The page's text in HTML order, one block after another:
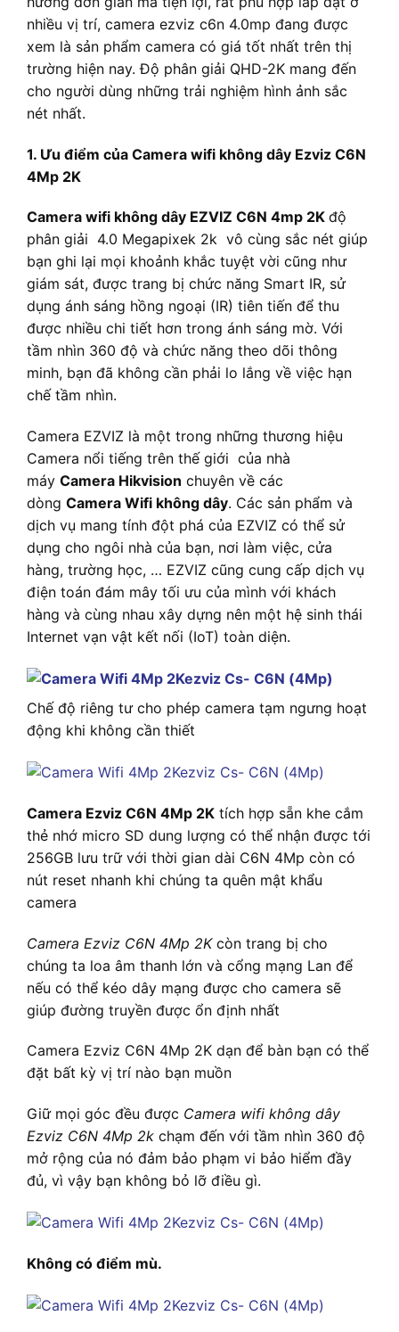
nhiều vị trí, camera ezviz c6n 4.0mp đang được
xem là sản phẩm camera có giá tốt nhất trên thị
trường hiện nay. Độ phân giải QHD-2K mang đến
cho người dùng những trải nghiệm hình ảnh sắc
nét nhất.
1. Ưu điểm của Camera wifi không dây Ezviz C6N
4Mp 2K
Camera wifi không dây EZVIZ C6N 4mp 2K độ
phân giải 4.0 Megapixek 2k vô cùng sắc nét giúp
bạn ghi lại mọi khoảnh khắc tuyệt vời cũng như
giám sát, được trang bị chức năng Smart IR, sử
dụng ánh sáng hồng ngoại (IR) tiên tiến để thu
được nhiều chi tiết hơn trong ánh sáng mờ. Với
tầm nhìn 360 độ và chức năng theo dõi thông
minh, bạn đã không cần phải lo lắng về việc hạn
chế tầm nhìn.
Camera EZVIZ là một trong những thương hiệu
Camera nổi tiếng trên thế giới của nhà
máy Camera Hikvision chuyên về các
dòng Camera Wifi không dây. Các sản phẩm và
dịch vụ mang tính đột phá của EZVIZ có thể sử
dụng cho ngôi nhà của bạn, nơi làm việc, cửa
hàng, trường học, … EZVIZ cũng cung cấp dịch vụ
điện toán đám mây tối ưu của mình với khách
hàng và cùng nhau xây dựng nên một hệ sinh thái
Internet vạn vật kết nối (IoT) toàn diện.
Chế độ riêng tư cho phép camera tạm ngưng hoạt
động khi không cần thiết
Camera Ezviz C6N 4Mp 2K tích hợp sẵn khe cắm
thẻ nhớ micro SD dung lượng có thể nhận được tới
256GB lưu trữ với thời gian dài C6N 4Mp còn có
nút reset nhanh khi chúng ta quên mật khẩu
camera
Camera Ezviz C6N 4Mp 2Kcòn trang bị cho
chúng ta loa âm thanh lớn và cổng mạng Lan để
nếu có thể kéo dây mạng được cho camera sẽ
giúp đường truyền được ổn định nhất
Camera Ezviz C6N 4Mp 2K dạn để bàn bạn có thể
đặt bất kỳ vị trí nào bạn muồn
Giữ mọi góc đều được Camera wifi không dây
Ezviz C6N 4Mp 2k chạm đến với tầm nhìn 360 độ
mở rộng của nó đảm bảo phạm vi bảo hiểm đầy
đủ, vì vậy bạn không bỏ lỡ điều gì.
Không có điểm mù.